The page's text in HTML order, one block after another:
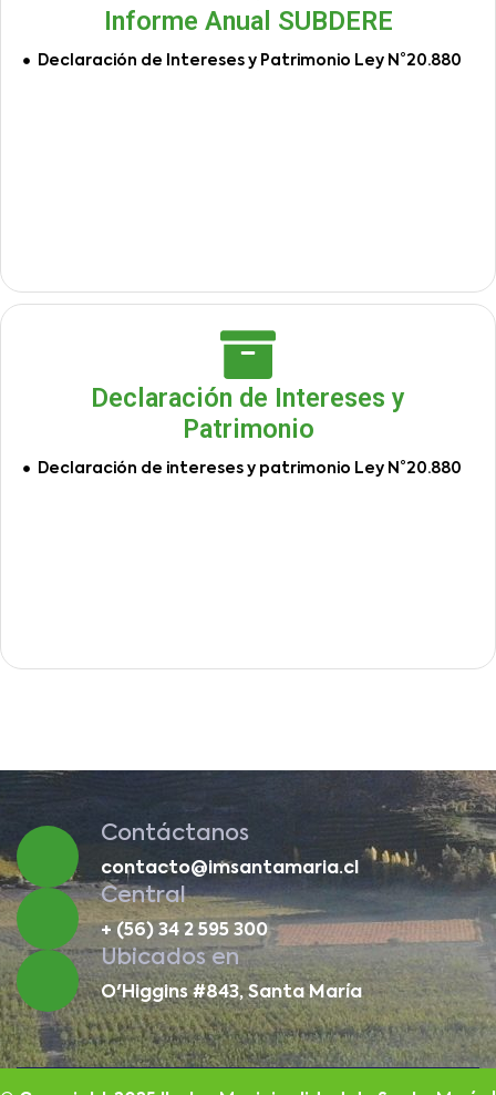
Informe Anual SUBDERE
Declaración de Intereses y Patrimonio Ley N°20.880
Declaración de Intereses y
Patrimonio
Declaración de intereses y patrimonio Ley N°20.880
Contáctanos
contacto@imsantamaria.cl
Central
+ (56) 34 2 595 300
Ubicados en
O'Higgins #843, Santa María